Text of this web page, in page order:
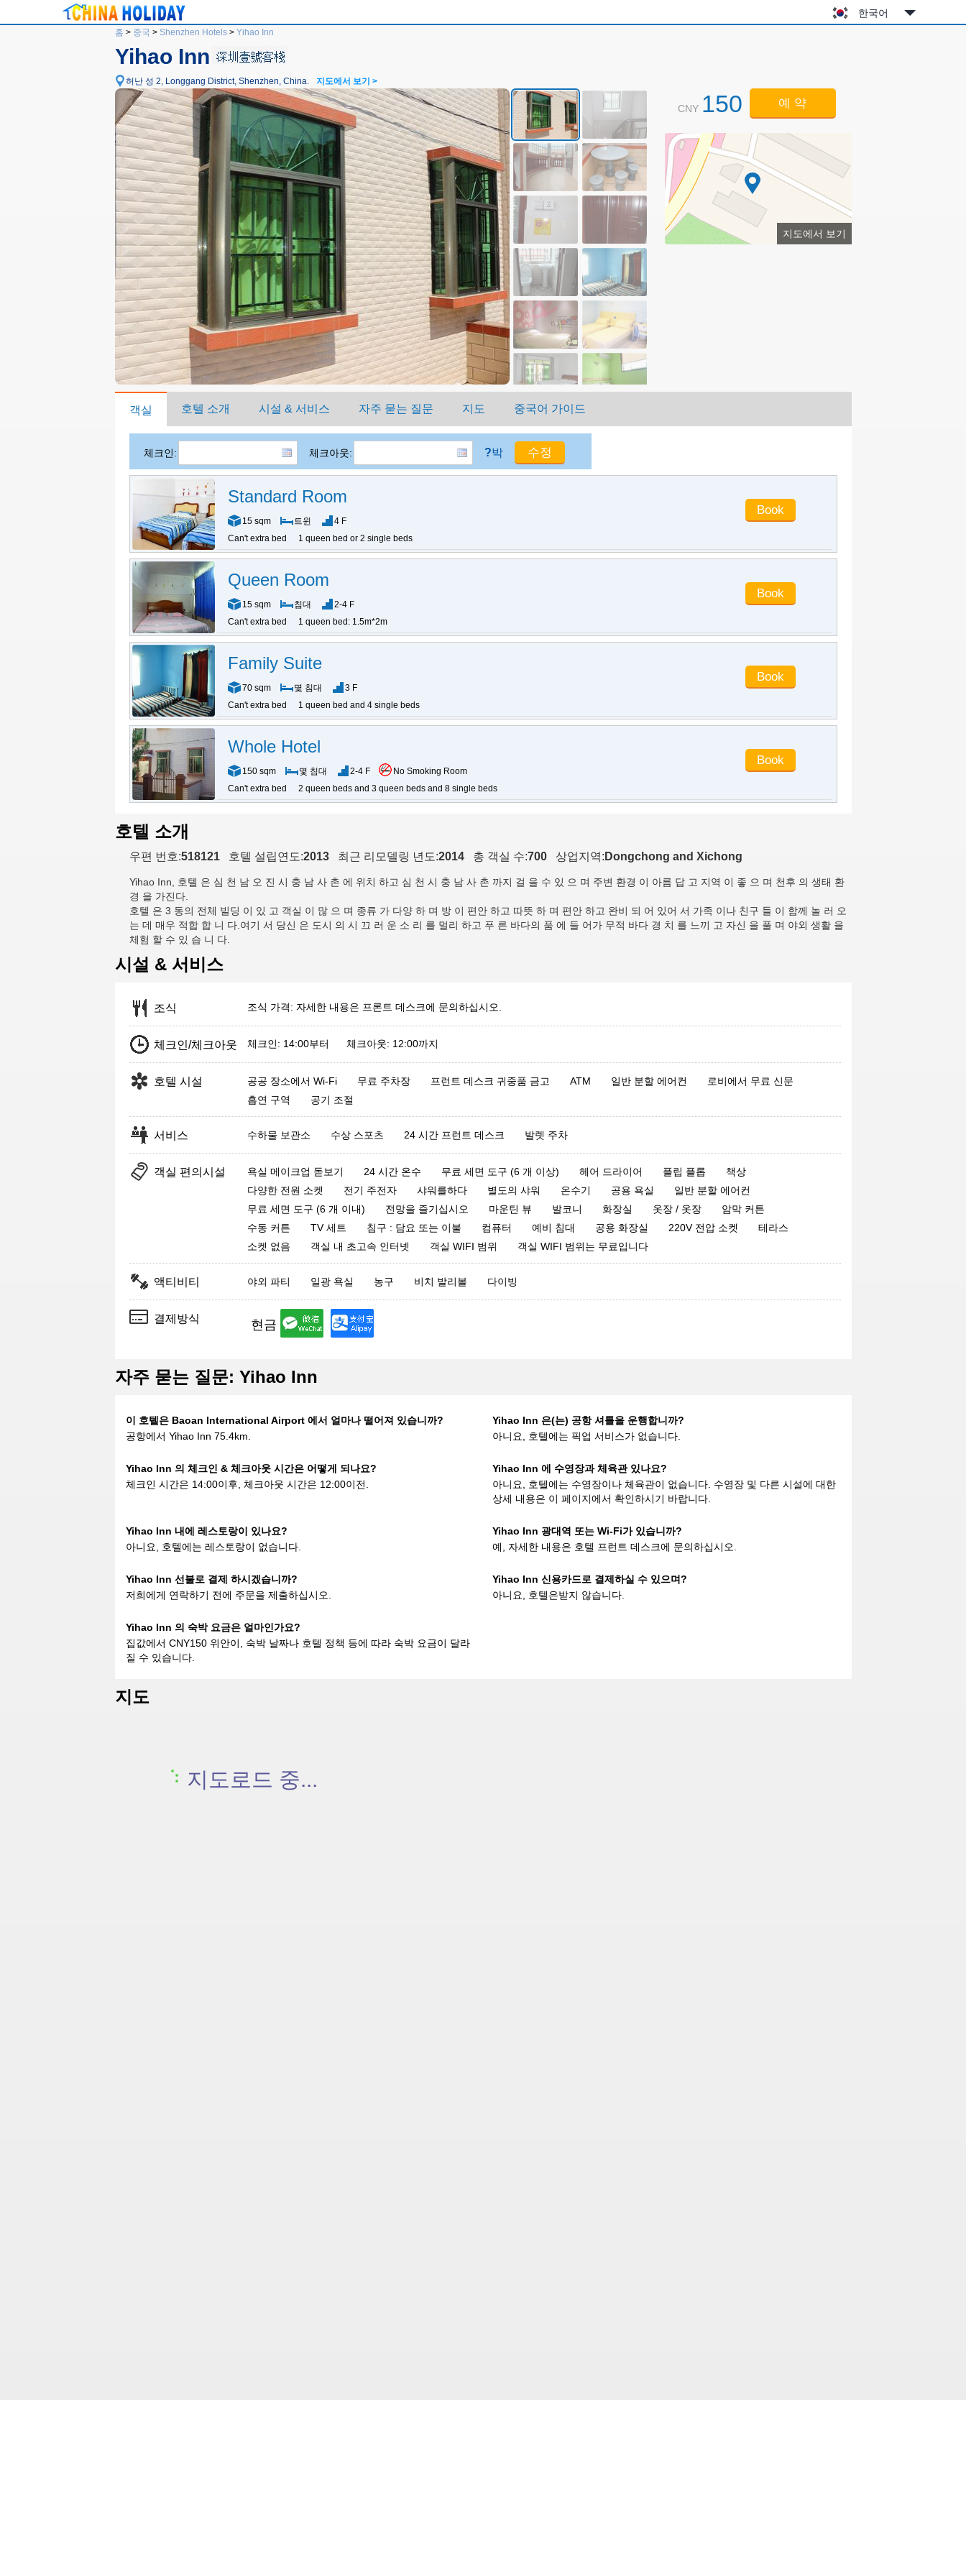
한국어
홈 > 중국 > Shenzhen Hotels> Yihao Inn
Yihao Inn
허난 성 2, Longgang District, Shenzhen, China. 지도에서 보기 >
CNY 150 예 약
지도에서 보기
객실 호텔 소개 시설 & 서비스 자주 묻는 질문 지도 중국어 가이드
체크인: 체크아웃: ?박
Standard Room
15 sqm 트윈
4 F
Can't extra bed
1 queen bed or 2 single beds
Queen Room
15 sqm 침대
2-4 F
Can't extra bed
1 queen bed: 1.5m*2m
Family Suite
70 sqm 몇 침대
3 F
Can't extra bed
1 queen bed and 4 single beds
Whole Hotel
150 sqm 몇 침대 2-4 F
No Smoking Room
Can't extra bed
2 queen beds and 3 queen beds and 8 single beds
호텔 소개
우편 번호:518121 호텔 설립연도:2013 최근 리모델링 년도:2014 총 객실 수:700 상업지역: Dongchong and Xichong
Yihao Inn , 호텔 은 심 천 남 오 진 시 충 남 사 촌 에 위치 하고 심 천 시 충 남 사 촌 까지 걸 을 수 있 으 며 주변 환경 이 아름 답 고 지역 이 좋 으 며 천후 의 생태 환
경 을 가진다.
호텔 은 3 동의 전체 빌딩 이 있 고 객실 이 많 으 며 종류 가 다양 하 며 방 이 편안 하고 따뜻 하 며 편안 하고 완비 되 어 있어 서 가족 이나 친구 들 이 함께 놀 러 오
는 데 매우 적합 합 니 다.여기 서 당신 은 도시 의 시 끄 러 운 소 리 를 멀리 하고 푸 른 바다의 품 에 들 어가 무적 바다 경 치 를 느끼 고 자신 을 풀 며 야외 생활 을
체험 할 수 있 습 니 다.
시설 & 서비스
조식 조식 가격: 자세한 내용은 프론트 데스크에 문의하십시오.
체크인/체크아웃 체크인: 14:00부터 체크아웃: 12:00까지
호텔 시설 공공 장소에서 Wi-Fi 무료 주차장 프런트 데스크 귀중품 금고 ATM 일반 분할 에어컨
로비에서 무료 신문
흡연 구역
공기 조절
서비스 수하물 보관소 수상 스포츠 24 시간 프런트 데스크 발렛 주차
객실 편의시설 욕실 메이크업 돋보기 24 시간 온수 무료 세면 도구 (6 개 이상) 헤어 드라이어 플립 플롭
책상
다양한 전원 소켓
전기 주전자 샤워를하다 별도의 샤워 온수기 공용 욕실
일반 분할 에어컨
무료 세면 도구 (6 개 이내)
전망을 즐기십시오 마운틴 뷰 발코니 화장실 옷장 / 옷장
암막 커튼
수동 커튼
TV 세트 침구 : 담요 또는 이불 컴퓨터 예비 침대 공용 화장실 220V 전압 소켓
테라스
소켓 없음
객실 내 초고속 인터넷 객실 WIFI 범위 객실 WIFI 범위는 무료입니다
액티비티 야외 파티 일광 욕실 농구 비치 발리볼 다이빙
결제방식 현금
자주 묻는 질문: Yihao Inn
이 호텔은 Baoan International Airport 에서 얼마나 떨어져 있습니까?
공항에서 Yihao Inn 75.4km.
Yihao Inn 은(는) 공항 셔틀을 운행합니까?
아니요, 호텔에는 픽업 서비스가 없습니다.
Yihao Inn 의 체크인 & 체크아웃 시간은 어떻게 되나요?
체크인 시간은 14:00이후, 체크아웃 시간은 12:00이전.
Yihao Inn 에 수영장과 체육관 있나요?
아니요, 호텔에는 수영장이나 체육관이 없습니다. 수영장 및 다른 시설에 대한
상세 내용은 이 페이지에서 확인하시기 바랍니다.
Yihao Inn 내에 레스토랑이 있나요?
아니요, 호텔에는 레스토랑이 없습니다.
Yihao Inn 광대역 또는 Wi-Fi가 있습니까?
예, 자세한 내용은 호텔 프런트 데스크에 문의하십시오.
Yihao Inn 선불로 결제 하시겠습니까?
저희에게 연락하기 전에 주문을 제출하십시오.
Yihao Inn 신용카드로 결제하실 수 있으며?
아니요, 호텔은받지 않습니다.
Yihao Inn 의 숙박 요금은 얼마인가요?
집값에서 CNY150 위안이, 숙박 날짜나 호텔 정책 등에 따라 숙박 요금이 달라
질 수 있습니다.
지도
지도로드 중...